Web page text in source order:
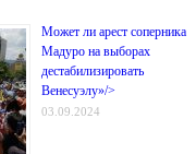
Может ли арест соперника
Мадуро на выборах
дестабилизировать
Венесуэлу»/>
03.09.2024